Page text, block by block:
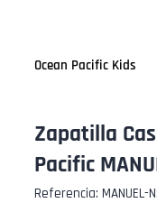
Ocean Pacific Kids
Zapatilla
Pacific
Referencia: MANUEL-